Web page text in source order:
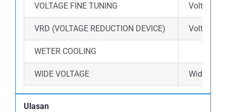
VOLTAGE FINE TUNING Voltage
VRD (VOLTAGE REDUCTION DEVICE) Voltage
WETER COOLING
WIDE VOLTAGE Wide
Ulasan